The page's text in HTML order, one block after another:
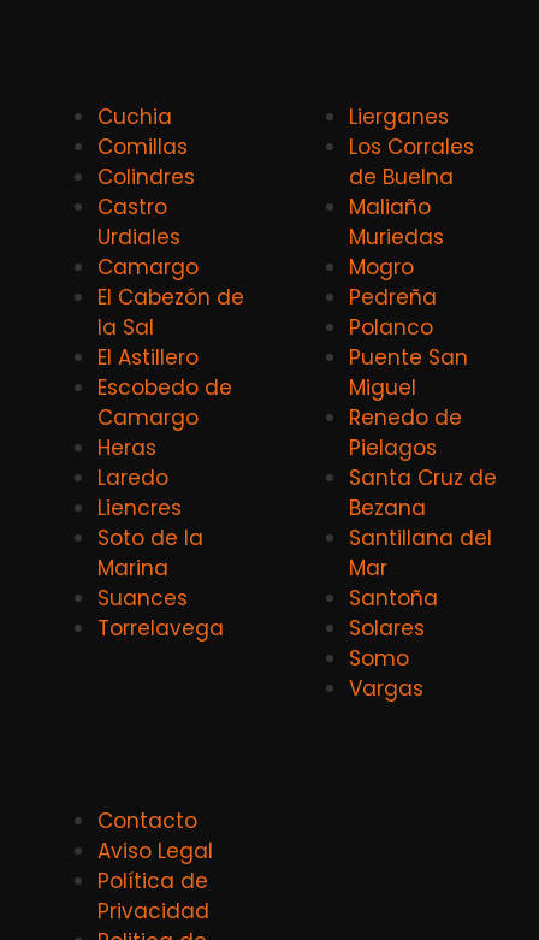
Cuchia
Comillas
Colindres
Castro
Urdiales
Camargo
El Cabezón de
la Sal
El Astillero
Escobedo de
Camargo
Heras
Laredo
Liencres
Soto de la
Marina
Suances
Torrelavega
Lierganes
Los Corrales
de Buelna
Maliaño
Muriedas
Mogro
Pedreña
Polanco
Puente San
Miguel
Renedo de
Pielagos
Santa Cruz de
Bezana
Santillana del
Mar
Santoña
Solares
Somo
Vargas
Contacto
Aviso Legal
Política de
Privacidad